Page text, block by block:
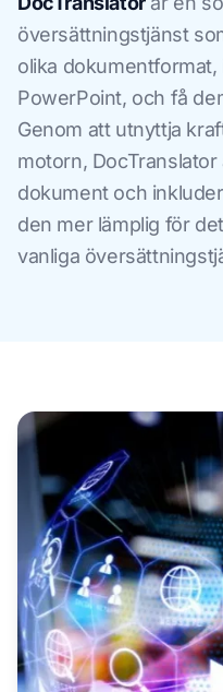
översättningstjänst
olika dokumentformat,
PowerPoint, och få
Genom att utnyttja
motorn,
dokument och
den mer lämplig för
vanliga